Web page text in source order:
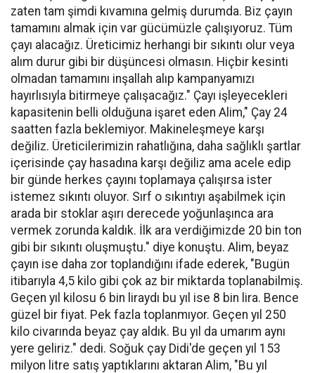
zaten tam şimdi kıvamına gelmiş durumda. Biz çayın
tamamını almak için var gücümüzle çalışıyoruz. Tüm
çayı alacağız. Üreticimiz herhangi bir sıkıntı olur veya
alım durur gibi bir düşüncesi olmasın. Hiçbir kesinti
olmadan tamamını inşallah alıp kampanyamızı
hayırlısıyla bitirmeye çalışacağız." Çayı işleyecekleri
kapasitenin belli olduğuna işaret eden Alim," Çay 24
saatten fazla beklemiyor. Makineleşmeye karşı
değiliz. Üreticilerimizin rahatlığına, daha sağlıklı şartlar
içerisinde çay hasadına karşı değiliz ama acele edip
bir günde herkes çayını toplamaya çalışırsa ister
istemez sıkıntı oluyor. Sırf o sıkıntıyı aşabilmek için
arada bir stoklar aşırı derecede yoğunlaşınca ara
vermek zorunda kaldık. İlk ara verdiğimizde 20 bin ton
gibi bir sıkıntı oluşmuştu." diye konuştu. Alim, beyaz
çayın ise daha zor toplandığını ifade ederek, "Bugün
itibarıyla 4,5 kilo gibi çok az bir miktarda toplanabilmiş.
Geçen yıl kilosu 6 bin liraydı bu yıl ise 8 bin lira. Bence
güzel bir fiyat. Pek fazla toplanmıyor. Geçen yıl 250
kilo civarında beyaz çay aldık. Bu yıl da umarım aynı
yere geliriz." dedi. Soğuk çay Didi'de geçen yıl 153
milyon litre satış yaptıklarını aktaran Alim, "Bu yıl